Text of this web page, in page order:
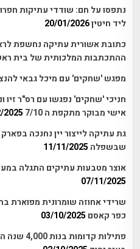
נתפסו על חם: שודדי עתיקות
ליד חיטין20/01/2026
כתובת אשורית עתיקה נחשפת
ההתכתבות המלכותית של בית
מפגש 'שחקים' עם מיכל גבאי
חניכי 'שחקים' נפגשו עם רס"ר זיו
אישי מבוקר מתקפת ה 7/10
2025
גת עתיקה לייצור יין נחנכה
שבשפלה 11/11/2025
אוצר מטבעות עתיקים התגלה
07/11/2025
כפר קאסם 03/10/2025
פתילות